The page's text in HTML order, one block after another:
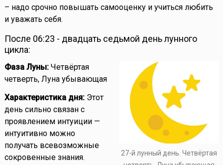
– надо срочно повышать самооценку и учиться любить
и уважать себя.
После 06:23 - двадцать седьмой день лунного
цикла:
27-й лунный день. Четвёртая
Фаза Луны:Четвёртая
четверть, Луна убывающая
Характеристика дня:Этот
день сильно связан с
проявлением интуиции —
интуитивно можно
получать всевозможные
сокровенные знания.